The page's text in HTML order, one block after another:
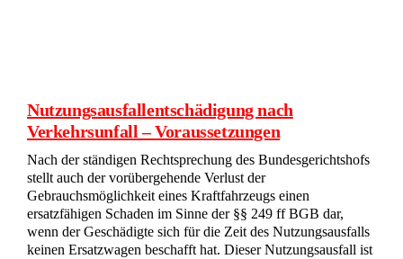
Nutzungsausfallentschädigung nach
Verkehrsunfall – Voraussetzungen
Nach der ständigen Rechtsprechung des Bundesgerichtshofs
stellt auch der vorübergehende Verlust der
Gebrauchsmöglichkeit eines Kraftfahrzeugs einen
ersatzfähigen Schaden im Sinne der §§ 249 ff BGB dar,
wenn der Geschädigte sich für die Zeit des Nutzungsausfalls
keinen Ersatzwagen beschafft hat. Dieser Nutzungsausfall ist